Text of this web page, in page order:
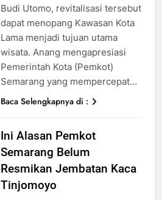
Budi Utomo, revitalisasi tersebut
dapat menopang Kawasan Kota
Lama menjadi tujuan utama
wisata. Anang mengapresiasi
Pemerintah Kota (Pemkot)
Semarang yang mempercepat…
Baca Selengkapnya di :
Ini Alasan Pemkot
Semarang Belum
Resmikan Jembatan Kaca
Tinjomoyo